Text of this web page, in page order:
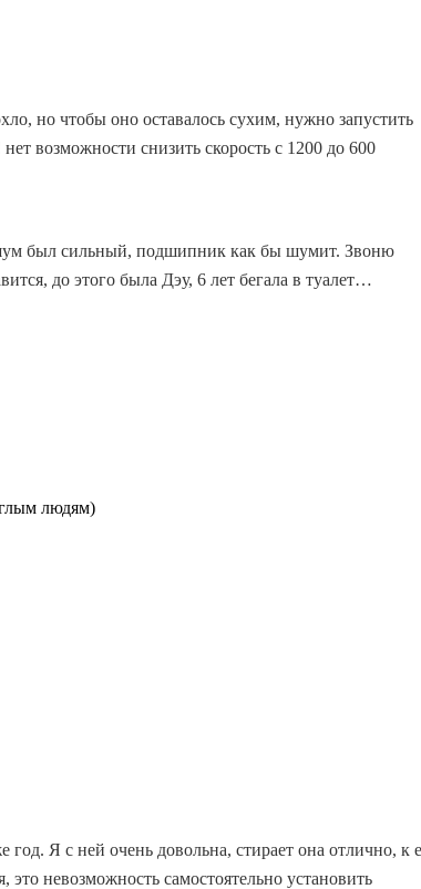
но чтобы оно оставалось сухим, нужно запустить
возможности снизить скорость с 1200 до 600
был сильный, подшипник как бы шумит. Звоню
до этого была Дэу, 6 лет бегала в туалет…
людям)
Я с ней очень довольна, стирает она отлично, к
невозможность самостоятельно установить